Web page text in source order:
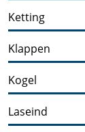
Ketting
Klappen
Kogel
Laseind